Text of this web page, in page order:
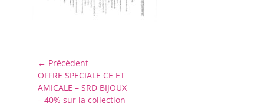
Navigation
de
l’article
← Précédent
Article
précédent :
OFFRE SPECIALE CE ET
AMICALE – SRD BIJOUX
– 40% sur la collection